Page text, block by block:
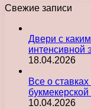
Свежие записи
Двери с
интенсивной
18.04.2026
Все о
10.04.2026